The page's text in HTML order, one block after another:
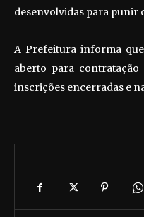
desenvolvidas para punir
A Prefeitura informa
aberto para
inscrições encerradas e